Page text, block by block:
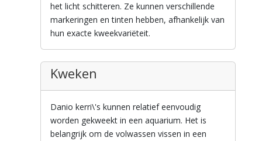
het licht schitteren. Ze kunnen verschillende
markeringen en tinten hebben, afhankelijk van
hun exacte kweekvariëteit.
Kweken
Danio kerri\'s kunnen relatief eenvoudig
worden gekweekt in een aquarium. Het is
belangrijk om de volwassen vissen in een